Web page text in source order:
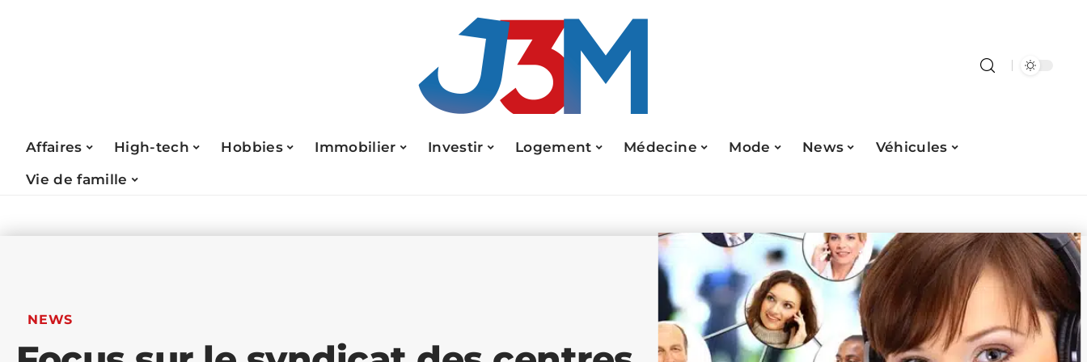
Affaires High-tech Hobbies Immobilier Investir Logement Médecine Mode News
Véhicules
Vie de famille
NEWS